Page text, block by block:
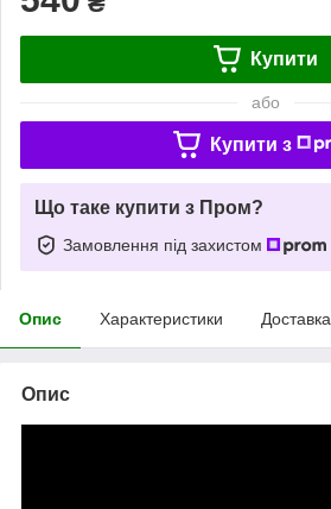
Купити
або
Купити з
Що таке купити з Пром?
Замовлення під захистом
Опис Характеристики Доставка
Опис